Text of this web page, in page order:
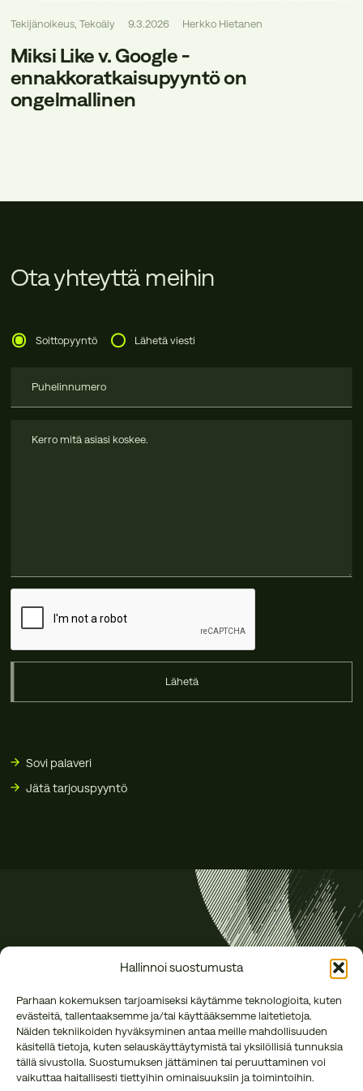
Hallinnoi suostumusta
Parhaan kokemuksen tarjoamiseksi käytämme teknologioita, kuten
evästeitä, tallentaaksemme ja/tai käyttääksemme laitetietoja.
Näiden tekniikoiden hyväksyminen antaa meille mahdollisuuden
käsitellä tietoja, kuten selauskäyttäytymistä tai yksilöllisiä tunnuksia
tällä sivustolla. Suostumuksen jättäminen tai peruuttaminen voi
vaikuttaa haitallisesti tiettyihin ominaisuuksiin ja toimintoihin.
Miksi Like v. Google -
ennakkoratkaisupyyntö on
ongelmallinen
Tekijänoikeus, Tekoäly 9.3.2026 Herkko Hietanen
Ota yhteyttä meihin
Soittopyyntö Lähetä viesti
Lähetä
Sovi palaveri
Jätä tarjouspyyntö
Annankatu 16 B 27
office@reson.fi